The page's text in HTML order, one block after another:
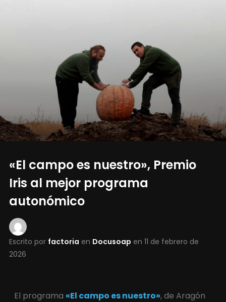
«El campo es nuestro», Premio
Iris al mejor programa
autonómico
Escrito por factoria en Docusoap en 11 de febrero de
2026
El programa «El campo es nuestro», de Aragón